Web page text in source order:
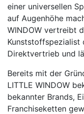
einer universellen
auf Augenhöhe
WINDOW vertreibt
Kunststoffspezialist
Direktvertrieb und
Bereits mit der
LITTLE WINDOW
bekannter Brands,
Franchiseketten